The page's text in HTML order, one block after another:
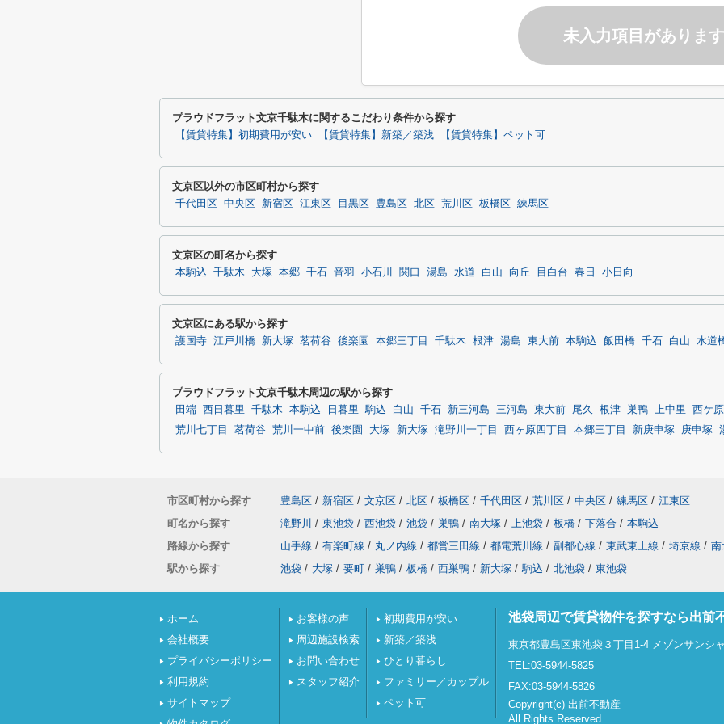
未入力項目があります
プラウドフラット文京千駄木に関するこだわり条件から探す
【賃貸特集】初期費用が安い 【賃貸特集】新築／築浅 【賃貸特集】ペット可
文京区以外の市区町村から探す
千代田区 中央区 新宿区 江東区 目黒区 豊島区 北区 荒川区 板橋区 練馬区
文京区の町名から探す
本駒込 千駄木 大塚 本郷 千石 音羽 小石川 関口 湯島 水道 白山 向丘 目白台 春日 小日向
文京区にある駅から探す
護国寺 江戸川橋 新大塚 茗荷谷 後楽園 本郷三丁目 千駄木 根津 湯島 東大前 本駒込 飯田橋 千石 白山 水道
プラウドフラット文京千駄木周辺の駅から探す
田端 西日暮里 千駄木 本駒込 日暮里 駒込 白山 千石 新三河島 三河島 東大前 尾久 根津 巣鴨 上中里
西ケ原
荒川七丁目
茗荷谷 荒川一中前 後楽園 大塚 新大塚 滝野川一丁目 西ヶ原四丁目 本郷三丁目 新庚申塚 庚申塚
市区町村から探す 豊島区 / 新宿区 / 文京区 / 北区 / 板橋区 / 千代田区 / 荒川区 / 中央区 / 練馬区 / 江東区
町名から探す
滝野川 / 東池袋 / 西池袋 / 池袋 / 巣鴨 / 南大塚 / 上池袋 / 板橋 / 下落合 / 本駒込
路線から探す
山手線 / 有楽町線 / 丸ノ内線 / 都営三田線 / 都電荒川線 / 副都心線 / 東武東上線 / 埼京線 / 南
駅から探す
池袋 / 大塚 / 要町 / 巣鴨 / 板橋 / 西巣鴨 / 新大塚 / 駒込 / 北池袋 / 東池袋
ホーム
会社概要
プライバシーポリシー
利用規約
サイトマップ
お客様の声
周辺施設検索
お問い合わせ
スタッフ紹介
初期費用が安い
新築／築浅
ひとり暮らし
ファミリー／カップル
ペット可
池袋周辺で賃貸物件を探すなら出前
東京都豊島区東池袋３丁目1-4 メゾンサンシ
TEL:03-5944-5825
FAX:03-5944-5826
Copyright(c) 出前不動産
All Rights Reserved.